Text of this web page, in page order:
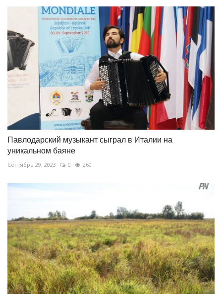
Павлодарский музыкант сыграл в Италии на
уникальном баяне
Сентябрь 29, 2023 0 260